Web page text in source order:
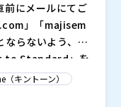
）
的に追加、削除さ
前にメールにてご
」「majisem
らないよう、メ
to Standard」を
運用効率は向上
キントーン）